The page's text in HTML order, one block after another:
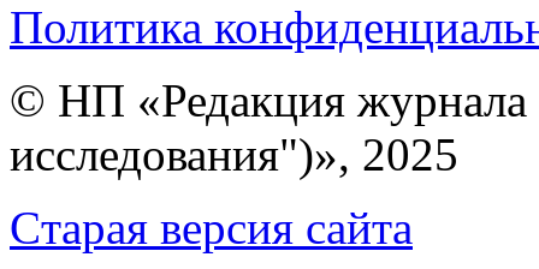
Политика
© НП «Редакция
исследования")», 2025
Cтарая версия сайта